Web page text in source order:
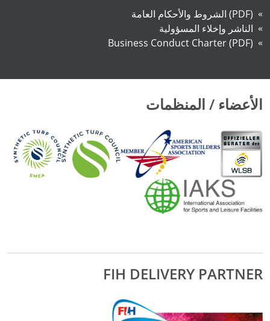
(PDF) الشروط والأحكام العامة
الناشر وإخلاء المسؤولية
Business Conduct Charter (PDF)
الأعضاء / المنظمات
FIH DELIVERY PARTNER